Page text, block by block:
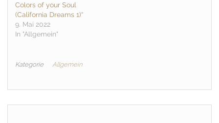
Colors of your Soul
(California Dreams 1)“
9. Mai 2022
In "Allgemein"
Kategorie Allgemein